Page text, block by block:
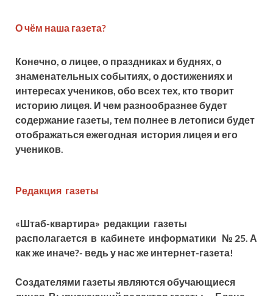
О чём наша газета?
Конечно, о лицее, о праздниках и буднях, о
знаменательных событиях, о достижениях и
интересах учеников, обо всех тех, кто творит
историю лицея. И чем разнообразнее будет
содержание газеты, тем полнее в летописи будет
отображаться ежегодная история лицея и его
учеников.
Редакция газеты
«Штаб-квартира» редакции газеты
располагается в кабинете информатики № 25. А
как же иначе?- ведь у нас же интернет-газета!
Создателями газеты являются обучающиеся